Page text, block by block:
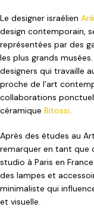
Le designer israélien
design contemporain,
représentées par des
les plus grands
designers qui travaille
proche de l’art
collaborations
céramique Bitossi.
Après des études au
remarquer en tant que
studio à Paris en
des lampes et
minimaliste qui
et visuelle.